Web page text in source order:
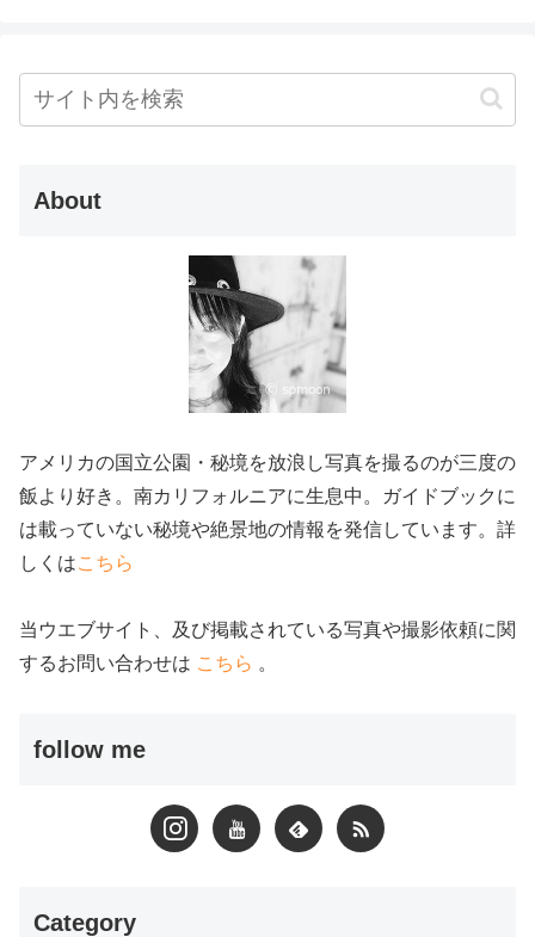
About
アメリカの国立公園・秘境を放浪し写真を撮るのが三度の
飯より好き。南カリフォルニアに生息中。ガイドブックに
は載っていない秘境や絶景地の情報を発信しています。詳
しくはこちら
当ウエブサイト、及び掲載されている写真や撮影依頼に関
するお問い合わせは こちら 。
follow me
Category